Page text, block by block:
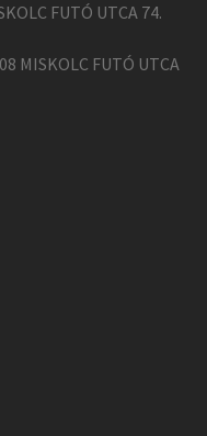
FUTÓ UTCA 74.
MISKOLC FUTÓ UTCA